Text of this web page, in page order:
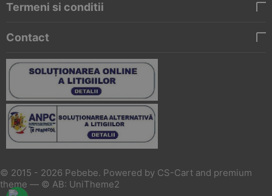
Termeni si conditii
Contact
© 2015 - 2026 Pebebe. Powered by CS-Cart and premium
theme — © AB: UniTheme2